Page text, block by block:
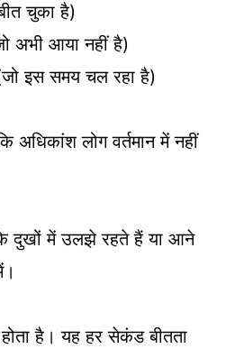
चुका है)
अभी आया नहीं है)
इस समय चल रहा है)
अधिकांश लोग वर्तमान में नहीं
दुखों में उलझे रहते हैं या आने
होता है। यह हर सेकंड बीतता